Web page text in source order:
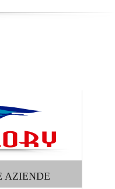
AZIENDE